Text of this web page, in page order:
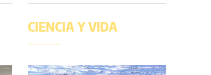
CIENCIA Y VIDA